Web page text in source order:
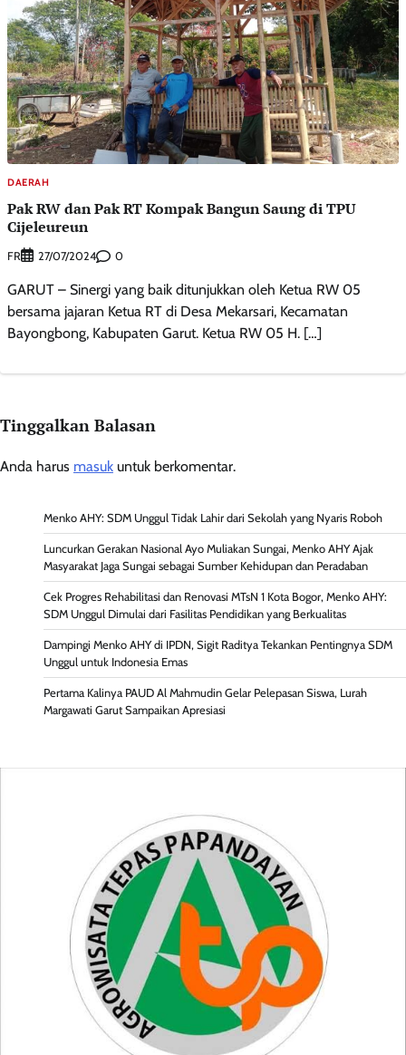
DAERAH
Pak RW dan Pak RT Kompak Bangun Saung di TPU
Cijeleureun
FR 27/07/2024 0
GARUT – Sinergi yang baik ditunjukkan oleh Ketua RW 05
bersama jajaran Ketua RT di Desa Mekarsari, Kecamatan
Bayongbong, Kabupaten Garut. Ketua RW 05 H. […]
Tinggalkan Balasan
Anda harus masuk untuk berkomentar.
Menko AHY: SDM Unggul Tidak Lahir dari Sekolah yang Nyaris Roboh
Luncurkan Gerakan Nasional Ayo Muliakan Sungai, Menko AHY Ajak
Masyarakat Jaga Sungai sebagai Sumber Kehidupan dan Peradaban
Cek Progres Rehabilitasi dan Renovasi MTsN 1 Kota Bogor, Menko AHY:
SDM Unggul Dimulai dari Fasilitas Pendidikan yang Berkualitas
Dampingi Menko AHY di IPDN, Sigit Raditya Tekankan Pentingnya SDM
Unggul untuk Indonesia Emas
Pertama Kalinya PAUD Al Mahmudin Gelar Pelepasan Siswa, Lurah
Margawati Garut Sampaikan Apresiasi